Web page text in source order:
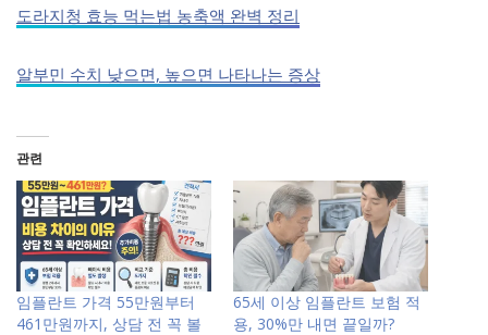
도라지청 효능 먹는법 농축액 완벽 정리
알부민 수치 낮으면, 높으면 나타나는 증상
관련
임플란트 가격 55만원부터
461만원까지, 상담 전 꼭 볼
65세 이상 임플란트 보험 적
용, 30%만 내면 끝일까?